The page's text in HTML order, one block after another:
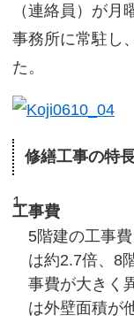
（連絡員）が
事務所に常駐し
た。
修繕工事の特
工事費
5階建の工事
は約2.7倍、8
事費が大きく
は外壁面積が